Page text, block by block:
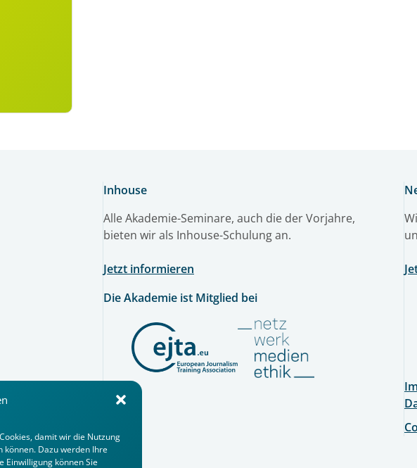
damit wir die Nutzung
können. Dazu werden Ihre
Einwilligung können Sie
Inhouse
Alle Akademie-Seminare, auch die der Vorjahre,
bieten wir als Inhouse-Schulung an.
Jetzt informieren
Die Akademie ist Mitglied bei